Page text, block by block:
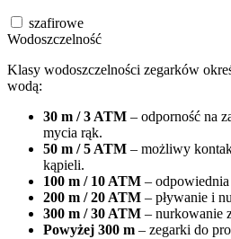
szafirowe
Wodoszczelność
Klasy wodoszczelności zegarków
wodą:
30 m / 3 ATM – odporność na
mycia rąk.
50 m / 5 ATM – możliwy
kąpieli.
100 m / 10 ATM – odpowiednia
200 m / 20 ATM – pływanie i
300 m / 30 ATM – nurkowanie
Powyżej 300 m – zegarki do